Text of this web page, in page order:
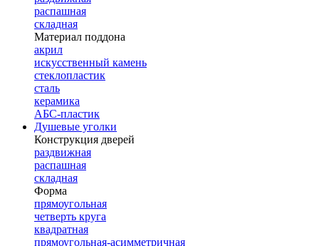
распашная
складная
Материал поддона
акрил
искусственный камень
стеклопластик
сталь
керамика
АБС-пластик
Душевые уголки
Конструкция дверей
раздвижная
распашная
складная
Форма
прямоугольная
четверть круга
квадратная
прямоугольная-асимметричная